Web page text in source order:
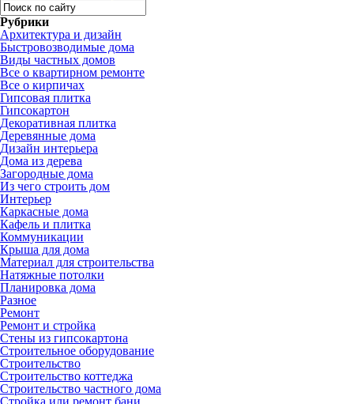
Рубрики
Архитектура и дизайн
Быстровозводимые дома
Виды частных домов
Все о квартирном ремонте
Все о кирпичах
Гипсовая плитка
Гипсокартон
Декоративная плитка
Деревянные дома
Дизайн интерьера
Дома из дерева
Загородные дома
Из чего строить дом
Интерьер
Каркасные дома
Кафель и плитка
Коммуникации
Крыша для дома
Материал для строительства
Натяжные потолки
Планировка дома
Разное
Ремонт
Ремонт и стройка
Стены из гипсокартона
Строительное оборудование
Строительство
Строительство коттеджа
Строительство частного дома
Стройка или ремонт бани